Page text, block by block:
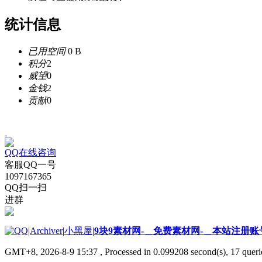
统计信息
已用空间0 B
积分2
威望0
金钱2
贡献0
QQ在线咨询
客服QQ一号
1097167365
QQ扫一扫
进群
|Archiver|小黑屋|9块9素材网-＿免费素材网-＿本站注册账
GMT+8, 2026-8-9 15:37 , Processed in 0.099208 second(s), 17